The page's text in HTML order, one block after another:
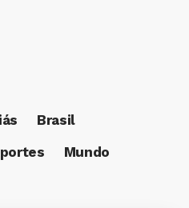
Brasil
Mundo